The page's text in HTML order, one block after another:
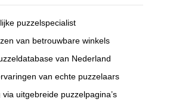
puzzelspecialist
van betrouwbare winkels
van Nederland
van echte puzzelaars
via uitgebreide puzzelpagina’s